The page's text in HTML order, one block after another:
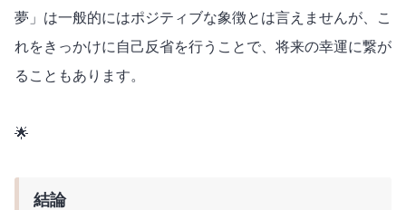
夢」は一般的にはポジティブな象徴とは言えませんが、こ
れをきっかけに自己反省を行うことで、将来の幸運に繋が
ることもあります。
🌟
結論